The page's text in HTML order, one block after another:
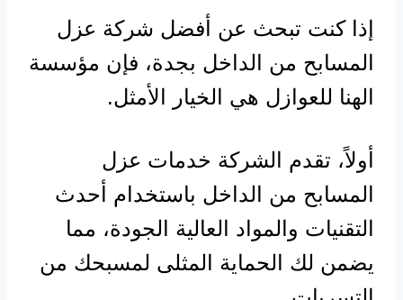
إذا كنت تبحث عن أفضل شركة عزل
المسابح من الداخل بجدة، فإن مؤسسة
الهنا للعوازل هي الخيار الأمثل.
أولاً، تقدم الشركة خدمات عزل
المسابح من الداخل باستخدام أحدث
التقنيات والمواد العالية الجودة، مما
يضمن لك الحماية المثلى لمسبحك من